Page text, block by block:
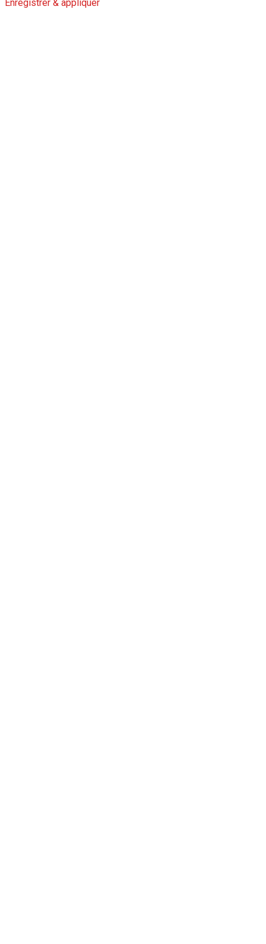
Enregistrer & appliquer